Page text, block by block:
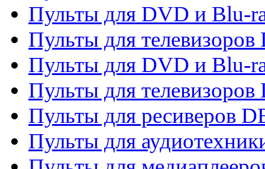
Пульты для DVD и Blu-
Пульты для
Пульты для DVD и Blu-
Пульты для телевизоров
Пульты для ресиверов
Пульты для